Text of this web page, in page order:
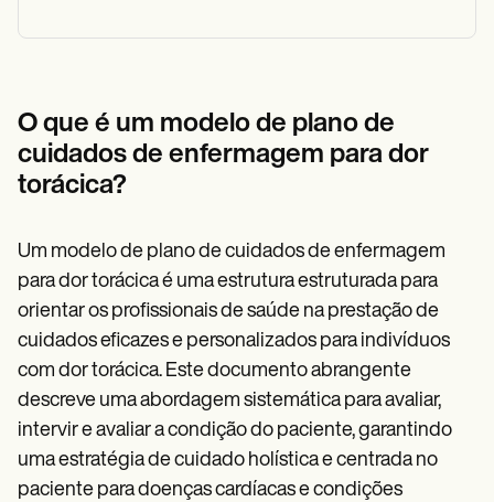
O que é um modelo de plano de
cuidados de enfermagem para dor
torácica?
Um modelo de plano de cuidados de enfermagem
para dor torácica é uma estrutura estruturada para
orientar os profissionais de saúde na prestação de
cuidados eficazes e personalizados para indivíduos
com dor torácica. Este documento abrangente
descreve uma abordagem sistemática para avaliar,
intervir e avaliar a condição do paciente, garantindo
uma estratégia de cuidado holística e centrada no
paciente para doenças cardíacas e condições